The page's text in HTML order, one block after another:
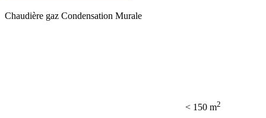
Chaudière gaz Condensation Murale
< 150 m2